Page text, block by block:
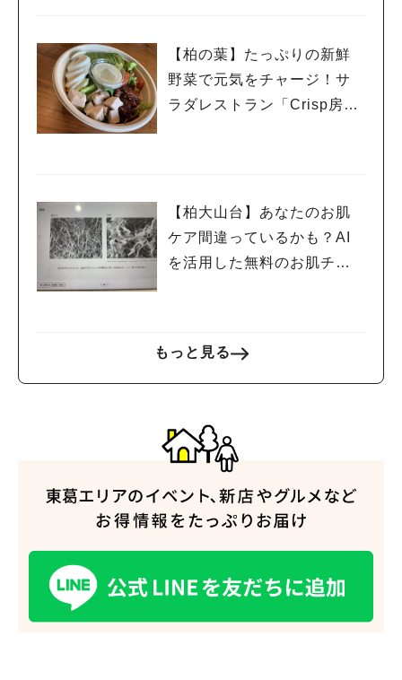
【柏の葉】たっぷりの新鮮
野菜で元気をチャージ！サ
ラダレストラン「Crisp房の
【柏大山台】あなたのお肌
ケア間違っているかも？AI
を活用した無料のお肌チェ
もっと見る